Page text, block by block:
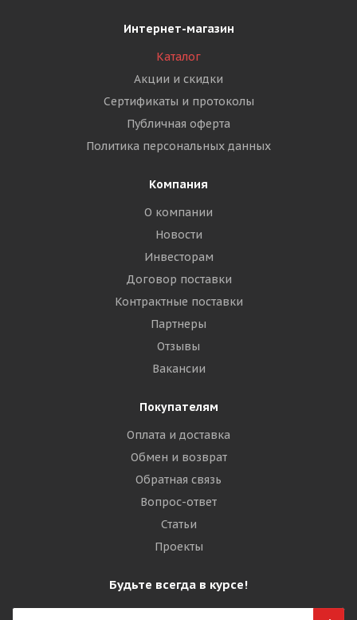
Интернет-магазин
Каталог
Акции и скидки
Сертификаты и протоколы
Публичная оферта
Политика персональных данных
Компания
О компании
Новости
Инвесторам
Договор поставки
Контрактные поставки
Партнеры
Отзывы
Вакансии
Покупателям
Оплата и доставка
Обмен и возврат
Обратная связь
Вопрос-ответ
Статьи
Проекты
Будьте всегда в курсе!